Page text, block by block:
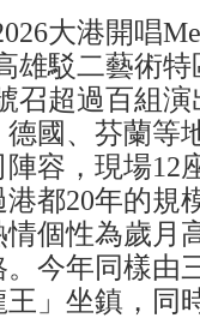
大港開唱
雄駁二藝術
召超過百組
國、芬蘭等
容，現場12
都20年的規
情個性為歲月
今年同樣由
」坐鎮，同